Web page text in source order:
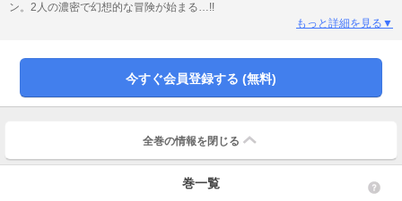
ン。2人の濃密で幻想的な冒険が始まる…!!
もっと詳細を見る▼
今すぐ会員登録する (無料)
全巻の情報を 閉じる
巻一覧